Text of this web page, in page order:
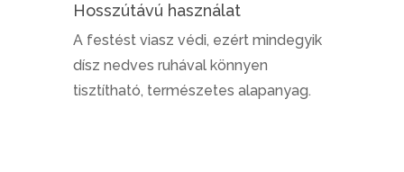
Hosszútávú használat
A festést viasz védi, ezért mindegyik
dísz nedves ruhával könnyen
tisztítható, természetes alapanyag.